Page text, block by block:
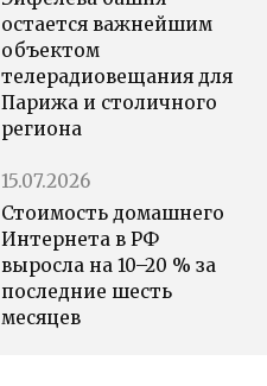
остается важнейшим
объектом
телерадиовещания для
Парижа и столичного
региона
15.07.2026
Стоимость домашнего
Интернета в РФ
выросла на 10–20 % за
последние шесть
месяцев